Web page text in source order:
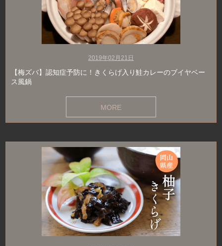
2019年02月21日
【梅ズバ】認知症予防に！きくらげ入り鮭カレーのブイヤベー
ス風鍋
MORE